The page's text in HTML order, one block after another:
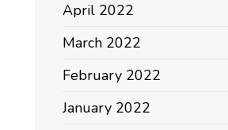
April 2022
March 2022
February 2022
January 2022